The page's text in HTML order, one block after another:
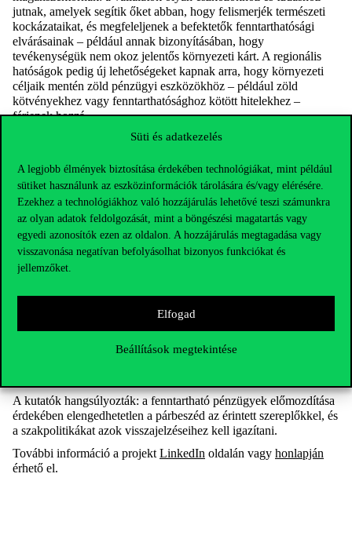
Süti és adatkezelés
A legjobb élmények biztosítása érdekében technológiákat, mint például
sütiket használunk az eszközinformációk tárolására és/vagy elérésére.
Ezekhez a technológiákhoz való hozzájárulás lehetővé teszi számunkra
az olyan adatok feldolgozását, mint a böngészési magatartás vagy
egyedi azonosítók ezen az oldalon. A hozzájárulás megtagadása vagy
visszavonása negatívan befolyásolhat bizonyos funkciókat és
jellemzőket.
Elfogad
Beállítások megtekintése
jutnak, amelyek segítik őket abban, hogy felismerjék természeti
kockázataikat, és megfeleljenek a befektetők fenntarthatósági
elvárásainak – például annak bizonyításában, hogy
tevékenységük nem okoz jelentős környezeti kárt. A regionális
hatóságok pedig új lehetőségeket kapnak arra, hogy környezeti
céljaik mentén zöld pénzügyi eszközökhöz – például zöld
kötvényekhez vagy fenntarthatósághoz kötött hitelekhez –
férjenek hozzá.
júniusában tartották Budapesten és Kaposváron. A Budapesti
Corvinus EgyetemFinLabpénzügyi laborjában a konzorciumi
partnerek hat európai vállalat biodiverzitási kockázatait elemezték
műholdfelvételek és pénzügyi adatok segítségével. Azt vizsgálták,
hogy olyan környezeti tényezők, mint a vízhiány, az erdőtüzek, a
biológiai sokféleség állapota vagy a természetbarát
vállalatirányítás, miként hatnak a befektetési döntésekre, a
elemzett cégek erősen függenek az ökoszisztéma-
szolgáltatásoktól, ami a természethez kapcsolódó fizikai
A rendezvényen emellett workshopokra, szakmai prezentációkra
A kutatók hangsúlyozták: a fenntartható pénzügyek előmozdítása
érdekében elengedhetetlen a párbeszéd az érintett szereplőkkel, és
a szakpolitikákat azok visszajelzéseihez kell igazítani.
További információ a projekt LinkedIn oldalán vagy honlapján
érhető el.